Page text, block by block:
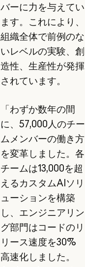
バーに力を与えてい
ます。これにより、
組織全体で前例のな
いレベルの実験、創
造性、生産性が発揮
されています。
「わずか数年の間
に、57,000人のチー
ムメンバーの働き方
を変革しました。各
チームは13,000を超
えるカスタムAIソリ
ューションを構築
し、エンジニアリン
グ部門はコードのリ
リース速度を30%
高速化しました。